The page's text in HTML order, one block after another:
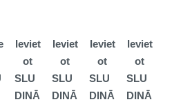
Ieviet
ot
SLU
DINĀ
Ieviet
ot
SLU
DINĀ
Ieviet
ot
SLU
DINĀ
Ieviet
ot
SLU
DINĀ